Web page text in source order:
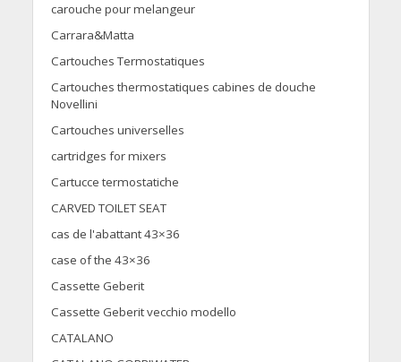
carouche pour melangeur
Carrara&Matta
Cartouches Termostatiques
Cartouches thermostatiques cabines de douche
Novellini
Cartouches universelles
cartridges for mixers
Cartucce termostatiche
CARVED TOILET SEAT
cas de l'abattant 43×36
case of the 43×36
Cassette Geberit
Cassette Geberit vecchio modello
CATALANO